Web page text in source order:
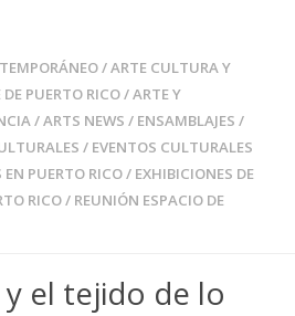
/ARTE CULTURA Y
DE PUERTO RICO/ARTE Y
/ARTS NEWS / ENSAMBLAJES /
/ EVENTOS CULTURALES
EN PUERTO RICO/ EXHIBICIONES DE
RICO/ REUNIÓN ESPACIO DE
y el tejido de lo